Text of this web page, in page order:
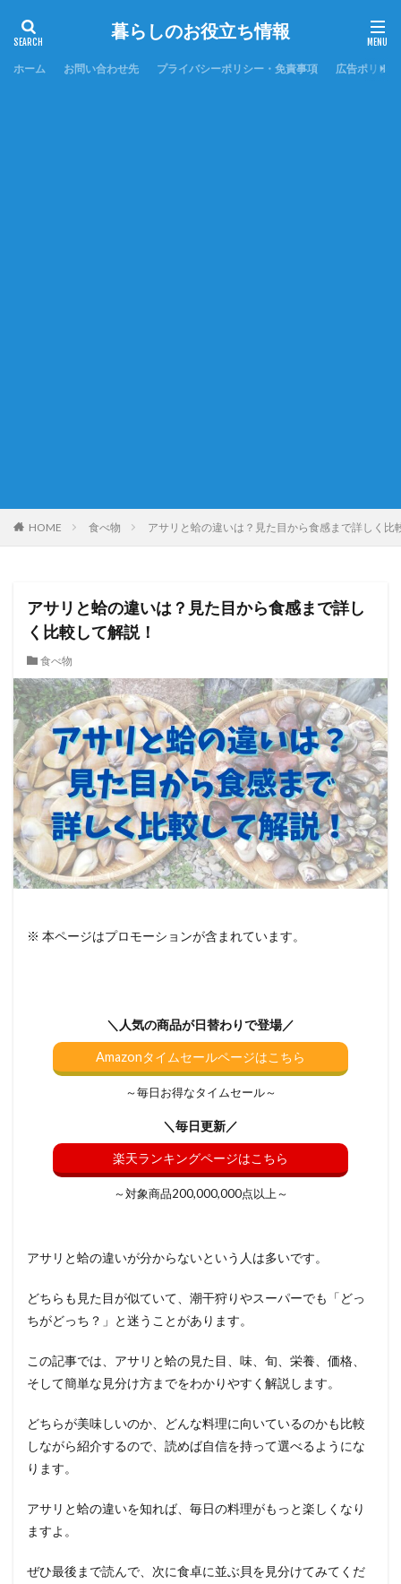
暮らしのお役立ち情報
ホーム お問い合わせ先 プライバシーポリシー・免責事項 広告ポリシー
HOME 食べ物 アサリと蛤の違いは？見た目から食感まで詳しく比
アサリと蛤の違いは？見た目から食感まで詳し
く比較して解説！
食べ物
※ 本ページはプロモーションが含まれています。
＼人気の商品が日替わりで登場／
Amazonタイムセールページはこちら
～毎日お得なタイムセール～
＼毎日更新／
楽天ランキングページはこちら
～対象商品200,000,000点以上～
アサリと蛤の違いが分からないという人は多いです。
どちらも見た目が似ていて、潮干狩りやスーパーでも「どっ
ちがどっち？」と迷うことがあります。
この記事では、アサリと蛤の見た目、味、旬、栄養、価格、
そして簡単な見分け方までをわかりやすく解説します。
どちらが美味しいのか、どんな料理に向いているのかも比較
しながら紹介するので、読めば自信を持って選べるようにな
ります。
アサリと蛤の違いを知れば、毎日の料理がもっと楽しくなり
ますよ。
ぜひ最後まで読んで、次に食卓に並ぶ貝を見分けてみてくだ